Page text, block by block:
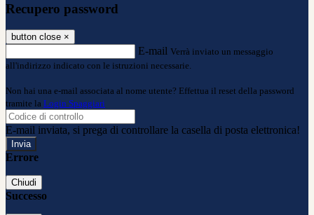
Recupero password
button close ×
E-mail Verrà inviato un messaggio
all'indirizzo indicato con le istruzioni necessarie.
Non hai una e-mail associata al nome utente? Effettua il reset della password
tramite la Login Spaggiari
E-mail inviata, si prega di controllare la casella di posta elettronica!
Errore
Chiudi
Successo